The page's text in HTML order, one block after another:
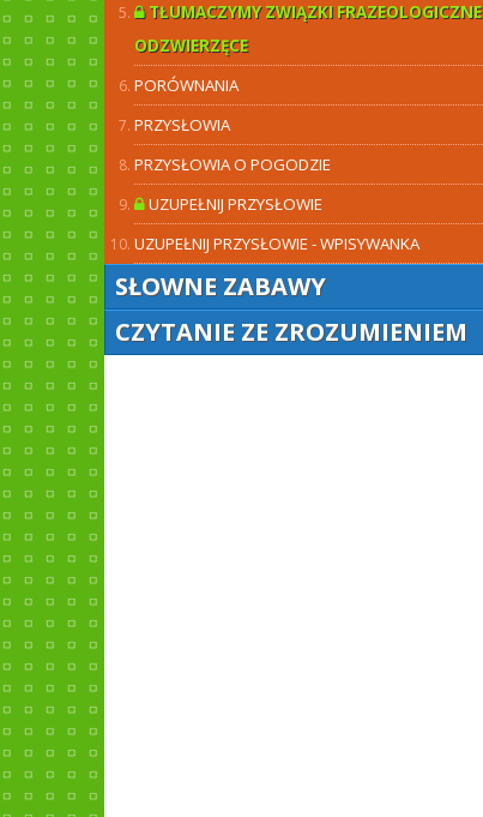
TŁUMACZYMY ZWIĄZKI FRAZEOLOGICZNE
ODZWIERZĘCE
PORÓWNANIA
PRZYSŁOWIA
PRZYSŁOWIA O POGODZIE
UZUPEŁNIJ PRZYSŁOWIE
UZUPEŁNIJ PRZYSŁOWIE - WPISYWANKA
SŁOWNE ZABAWY
CZYTANIE ZE ZROZUMIENIEM